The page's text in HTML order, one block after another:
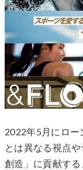
2022年5月にロー
とは異なる視点
創造」に貢献する